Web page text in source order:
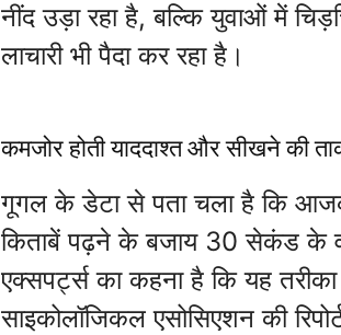
नींद उड़ा रहा है, बल्कि युवाओं में
लाचारी भी पैदा कर रहा है।
कमजोर होती याददाश्त और सीखने की
गूगल के डेटा से पता चला है कि
किताबें पढ़ने के बजाय 30 सेकंड के
एक्सपर्ट्स का कहना है कि यह
साइकोलॉजिकल एसोसिएशन की